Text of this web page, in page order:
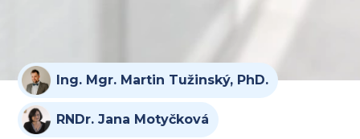
Ing. Mgr. Martin Tužinský, PhD.
RNDr. Jana Motyčková